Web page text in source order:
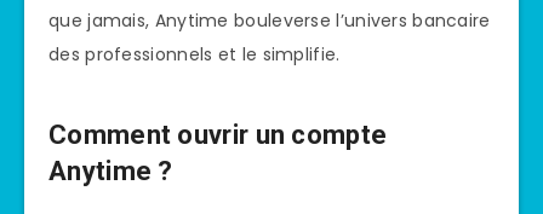
que jamais, Anytime bouleverse l’univers bancaire
des professionnels et le simplifie.
Comment ouvrir un compte
Anytime ?